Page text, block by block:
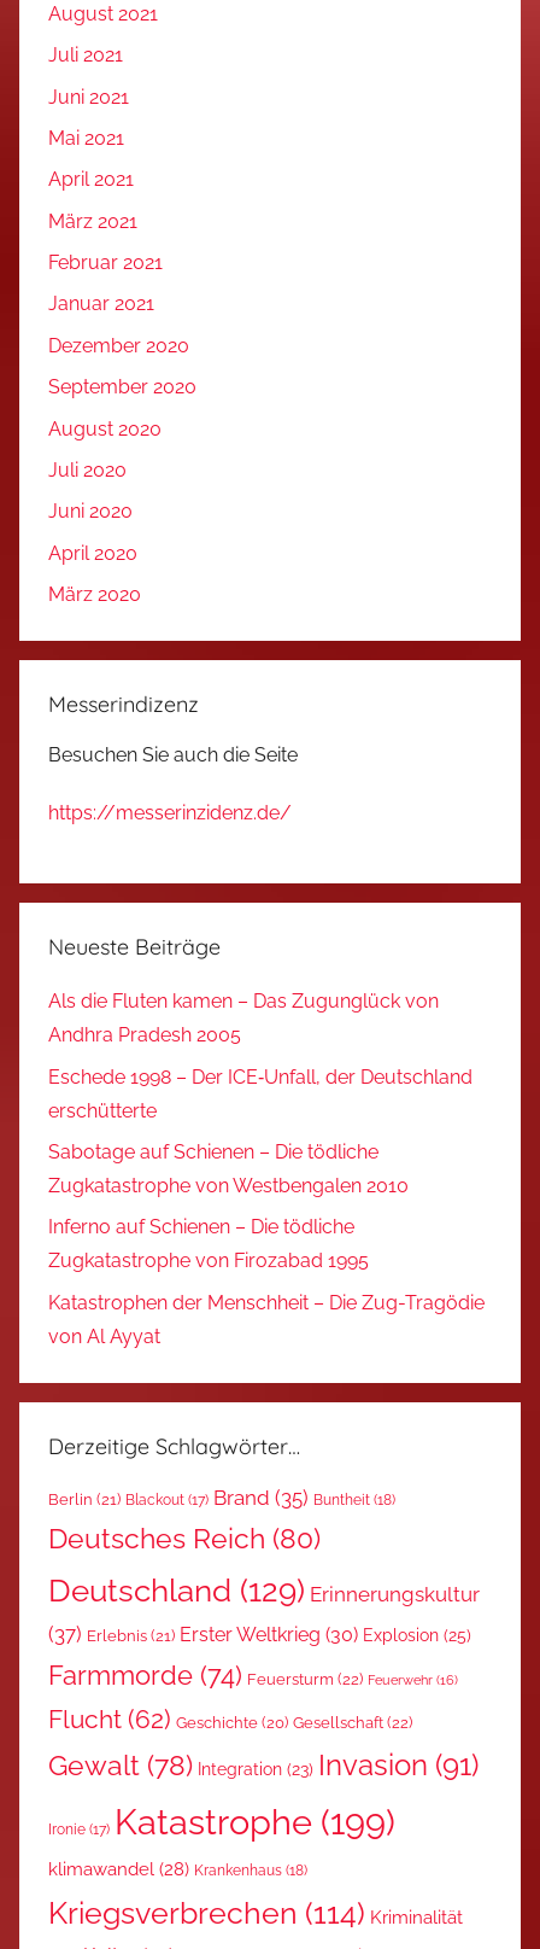
August 2021
Juli 2021
Juni 2021
Mai 2021
April 2021
März 2021
Februar 2021
Januar 2021
Dezember 2020
September 2020
August 2020
Juli 2020
Juni 2020
April 2020
März 2020
Messerindizenz
Besuchen Sie auch die Seite
https://messerinzidenz.de/
Neueste Beiträge
Als die Fluten kamen – Das Zugunglück von
Andhra Pradesh 2005
Eschede 1998 – Der ICE‑Unfall, der Deutschland
erschütterte
Sabotage auf Schienen – Die tödliche
Zugkatastrophe von Westbengalen 2010
Inferno auf Schienen – Die tödliche
Zugkatastrophe von Firozabad 1995
Katastrophen der Menschheit – Die Zug-Tragödie
von Al Ayyat
Derzeitige Schlagwörter…
Berlin (21) Blackout (17) Brand (35) Buntheit (18)
Deutsches Reich (80)
Deutschland (129) Erinnerungskultur
(37) Erlebnis (21) Erster Weltkrieg (30) Explosion (25)
Farmmorde (74) Feuersturm (22) Feuerwehr (16)
Flucht (62) Geschichte (20) Gesellschaft(22)
Gewalt (78) Integration (23) Invasion (91)
Ironie (17) Katastrophe (199)
klimawandel (28) Krankenhaus (18)
Kriegsverbrechen (114) Kriminalität